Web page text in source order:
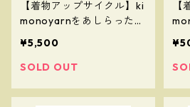
【着物アップサイクル】ki
monoyarnをあしらったコ
¥5,500
SOLD OUT